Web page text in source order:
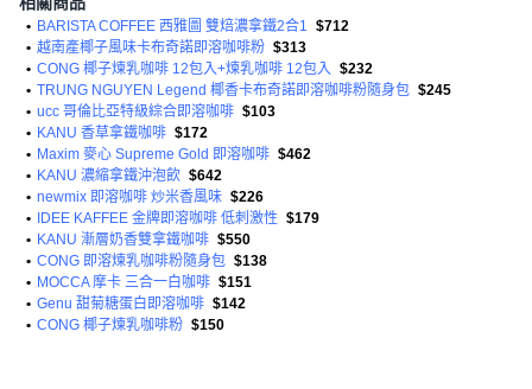
• BARISTA COFFEE 西雅圖 雙焙濃拿鐵2合1 $712
• 越南產椰子風味卡布奇諾即溶咖啡粉 $313
• CONG 椰子煉乳咖啡 12包入+煉乳咖啡 12包入 $232
• TRUNG NGUYEN Legend 椰香卡布奇諾即溶咖啡粉隨身包 $245
• ucc 哥倫比亞特級綜合即溶咖啡 $103
• KANU 香草拿鐵咖啡 $172
• Maxim 麥心 Supreme Gold 即溶咖啡 $462
• KANU 濃縮拿鐵沖泡飲 $642
• newmix 即溶咖啡 炒米香風味 $226
•
IDEE KAFFEE 金牌即溶咖啡 低刺激性 $179
• KANU 漸層奶香雙拿鐵咖啡 $550
• CONG 即溶煉乳咖啡粉隨身包 $138
• MOCCA 摩卡 三合一白咖啡 $151
• Genu 甜菊糖蛋白即溶咖啡 $142
• CONG 椰子煉乳咖啡粉 $150